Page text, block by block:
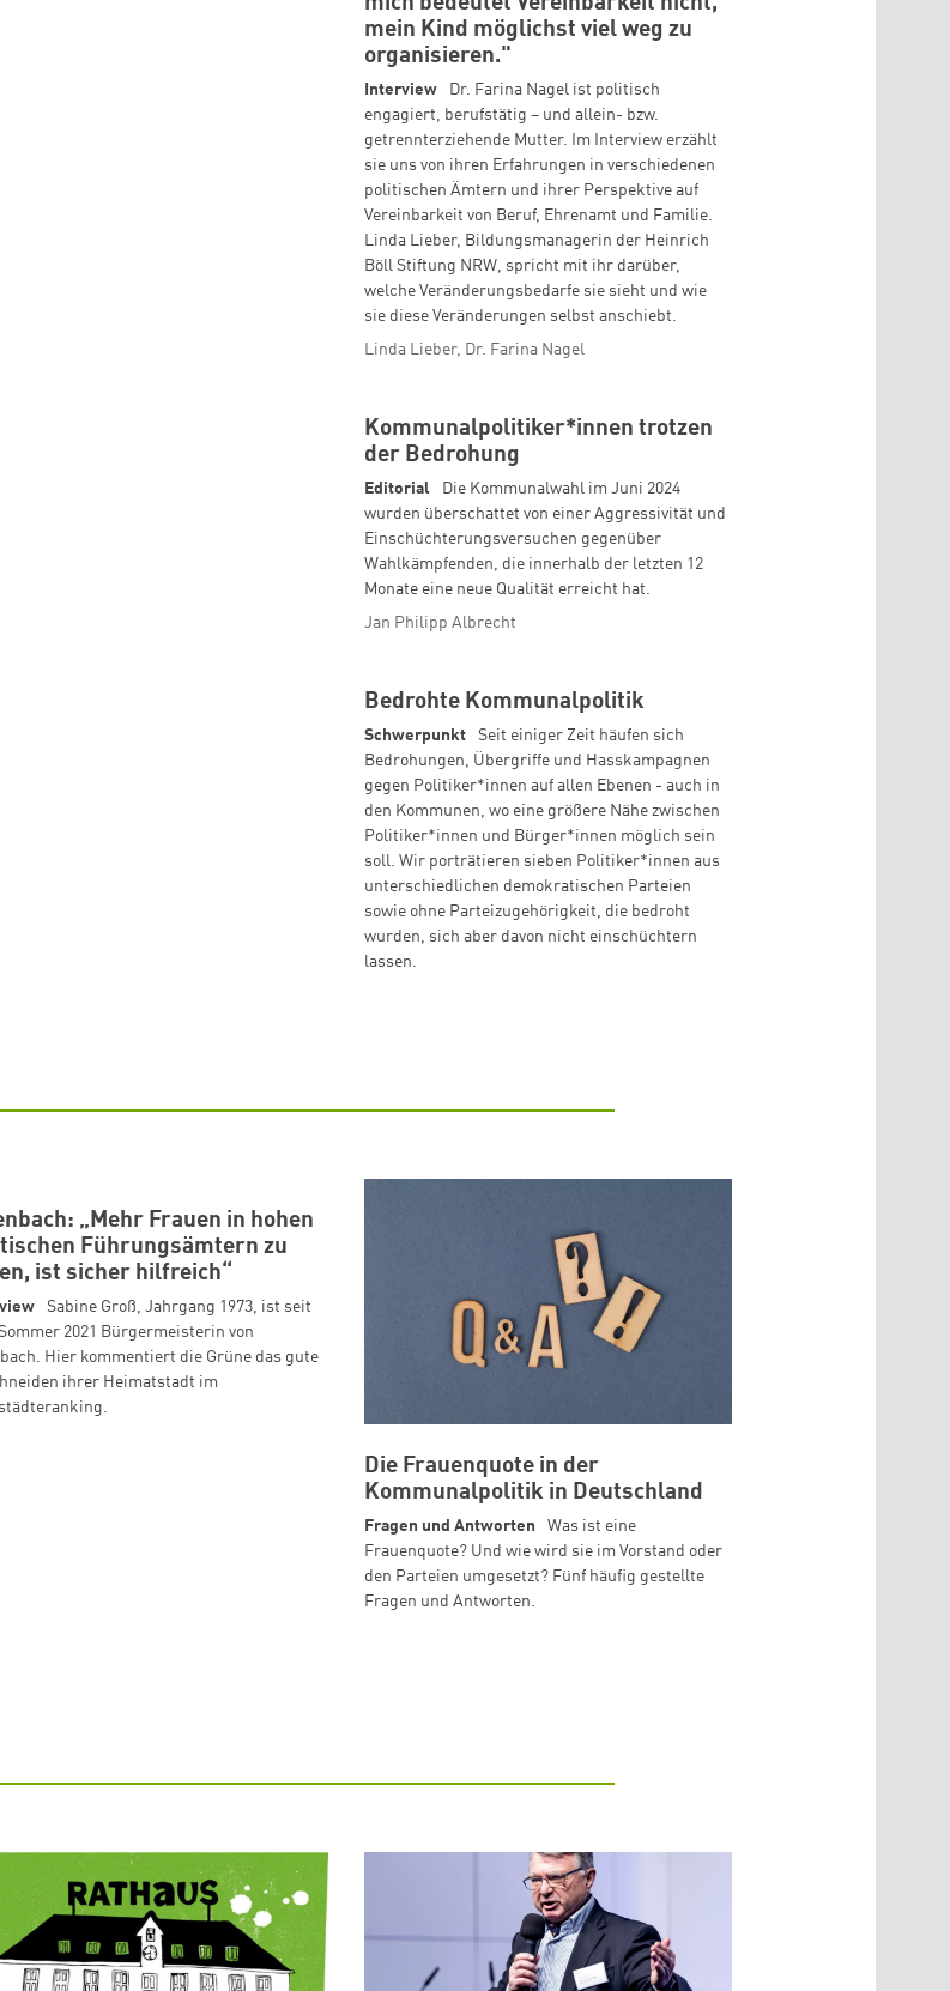
mein Kind möglichst viel weg zu
organisieren."
Interview
Dr. Farina Nagel ist politisch
engagiert, berufstätig – und allein- bzw.
getrennterziehende Mutter. Im Interview erzählt
sie uns von ihren Erfahrungen in verschiedenen
politischen Ämtern und ihrer Perspektive auf
Vereinbarkeit von Beruf, Ehrenamt und Familie.
Linda Lieber, Bildungsmanagerin der Heinrich
Böll Stiftung NRW, spricht mit ihr darüber,
welche Veränderungsbedarfe sie sieht und wie
sie diese Veränderungen selbst anschiebt.
Linda Lieber, Dr. Farina Nagel
Kommunalpolitiker*innen trotzen
der Bedrohung
Editorial
Die Kommunalwahl im Juni 2024
wurden überschattet von einer Aggressivität und
Einschüchterungsversuchen gegenüber
Wahlkämpfenden, die innerhalb der letzten 12
Monate eine neue Qualität erreicht hat.
Jan Philipp Albrecht
Bedrohte Kommunalpolitik
Schwerpunkt
Seit einiger Zeit häufen sich
Bedrohungen, Übergriffe und Hasskampagnen
gegen Politiker*innen auf allen Ebenen - auch in
den Kommunen, wo eine größere Nähe zwischen
Politiker*innen und Bürger*innen möglich sein
soll. Wir porträtieren sieben Politiker*innen aus
unterschiedlichen demokratischen Parteien
sowie ohne Parteizugehörigkeit, die bedroht
wurden, sich aber davon nicht einschüchtern
lassen.
„Mehr Frauen in hohen
Führungsämtern zu
ist sicher hilfreich“
Sabine Groß, Jahrgang 1973, ist seit
2021 Bürgermeisterin von
Hier kommentiert die Grüne das gute
ihrer Heimatstadt im
Die Frauenquote in der
Kommunalpolitik in Deutschland
Fragen und Antworten
Was ist eine
Frauenquote? Und wie wird sie im Vorstand oder
den Parteien umgesetzt? Fünf häufig gestellte
Fragen und Antworten.